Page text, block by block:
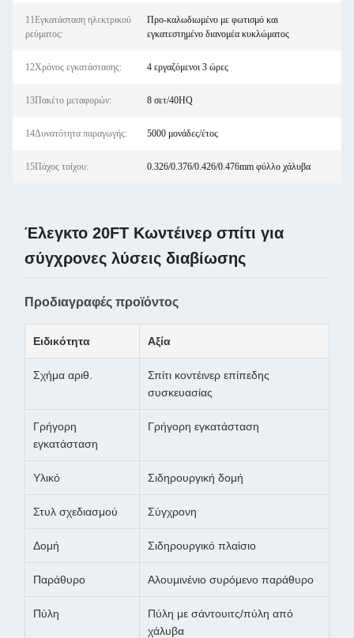
11Εγκατάσταση ηλεκτρικού
ρεύματος:
Προ-καλωδιωμένο με φωτισμό και
εγκατεστημένο διανομέα κυκλώματος
12Χρόνος εγκατάστασης: 4 εργαζόμενοι 3 ώρες
13Πακέτο μεταφορών: 8 σετ/40HQ
14Δυνατότητα παραγωγής: 5000 μονάδες/έτος
15Πάχος τοίχου: 0.326/0.376/0.426/0.476mm φύλλο χάλυβα
Έλεγκτο 20FT Κωντέινερ σπίτι για
σύγχρονες λύσεις διαβίωσης
Προδιαγραφές προϊόντος
Ειδικότητα Αξία
Σχήμα αριθ.
Σπίτι κοντέινερ επίπεδης
συσκευασίας
Γρήγορη
εγκατάσταση
Γρήγορη εγκατάσταση
Υλικό Σιδηρουργική δομή
Στυλ σχεδιασμού Σύγχρονη
Δομή Σιδηρουργικό πλαίσιο
Παράθυρο Αλουμινένιο συρόμενο παράθυρο
Πύλη
Πύλη με σάντουιτς/πύλη από
χάλυβα